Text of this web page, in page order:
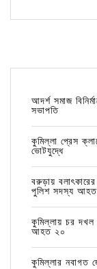
আদর্শ সমাজ
সভাপতি
কুমিল্লা প্রেস
ভোটযুদ্ধে
বরুড়ায়
পুলিশ সদস্য আহত
কুমিল্লায় চর দখল
আহত ২০
কুমিল্লার নবাগত